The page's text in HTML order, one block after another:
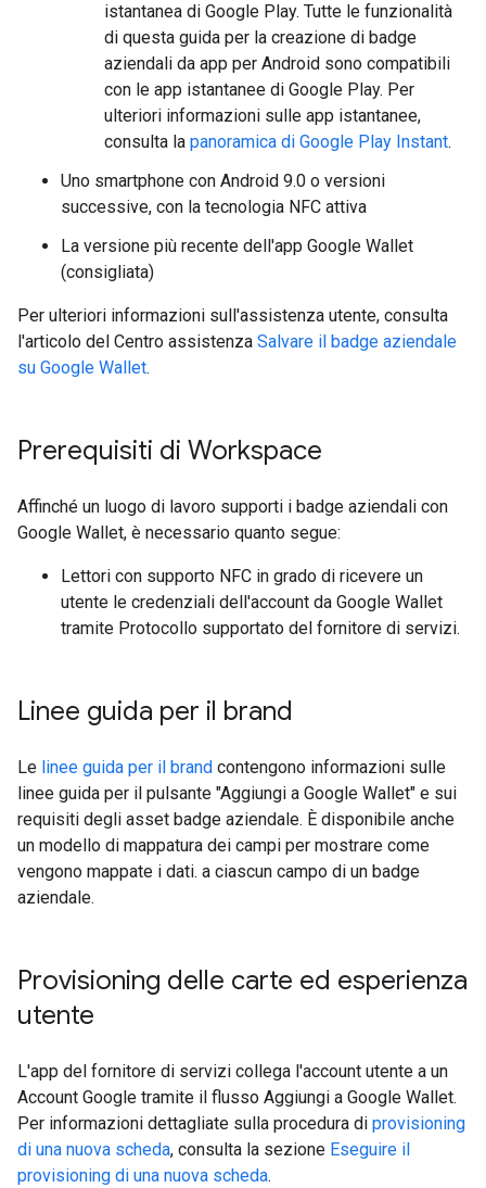
istantanea di Google Play. Tutte le funzionalità
di questa guida per la creazione di badge
aziendali da app per Android sono compatibili
con le app istantanee di Google Play. Per
ulteriori informazioni sulle app istantanee,
consulta la panoramica di Google Play Instant.
Uno smartphone con Android 9.0 o versioni
successive, con la tecnologia NFC attiva
La versione più recente dell'app Google Wallet
(consigliata)
Per ulteriori informazioni sull'assistenza utente, consulta
l'articolo del Centro assistenza Salvare il badge aziendale
su Google Wallet.
Prerequisiti di Workspace
Affinché un luogo di lavoro supporti i badge aziendali con
Google Wallet, è necessario quanto segue:
Lettori con supporto NFC in grado di ricevere un
utente le credenziali dell'account da Google Wallet
tramite Protocollo supportato del fornitore di servizi.
Linee guida per il brand
Le linee guida per il brand contengono informazioni sulle
linee guida per il pulsante "Aggiungi a Google Wallet" e sui
requisiti degli asset badge aziendale. È disponibile anche
un modello di mappatura dei campi per mostrare come
vengono mappate i dati. a ciascun campo di un badge
aziendale.
Provisioning delle carte ed esperienza
utente
L'app del fornitore di servizi collega l'account utente a un
Account Google tramite il flusso Aggiungi a Google Wallet.
Per informazioni dettagliate sulla procedura di provisioning
di una nuova scheda, consulta la sezione Eseguire il
provisioning di una nuova scheda.